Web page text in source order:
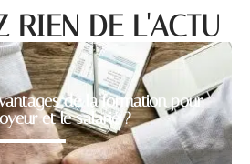
RIEN DE L'ACTU
de la formation pour
et le salarié ?